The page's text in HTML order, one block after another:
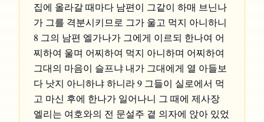
집에 올라갈 때마다 남편이 그같이 하매 브닌나
가 그를 격분시키므로 그가 울고 먹지 아니하니
8 그의 남편 엘가나가 그에게 이르되 한나여 어
찌하여 울며 어찌하여 먹지 아니하며 어찌하여
그대의 마음이 슬프냐 내가 그대에게 열 아들보
다 낫지 아니하냐 하니라 9 그들이 실로에서 먹
고 마신 후에 한나가 일어나니 그 때에 제사장
엘리는 여호와의 전 문설주 곁 의자에 앉아 있었